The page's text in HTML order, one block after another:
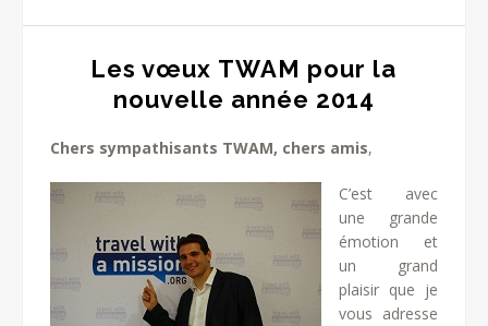
Les vœux TWAM pour la
nouvelle année 2014
Chers sympathisants TWAM, chers amis,
C’est avec
une grande
émotion et
un grand
plaisir que je
vous adresse